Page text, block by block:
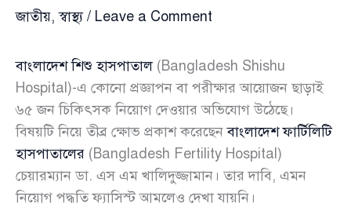
জাতীয়,স্বাস্থ্য/ Leave a Comment
বাংলাদেশ শিশু হাসপাতাল(Bangladesh Shishu
Hospital)-এ কোনো প্রজ্ঞাপন বা পরীক্ষার আয়োজন ছাড়াই
৬৫ জন চিকিৎসক নিয়োগ দেওয়ার অভিযোগ উঠেছে।
বিষয়টি নিয়ে তীব্র ক্ষোভ প্রকাশ করেছেনবাংলাদেশ ফার্টিলিটি
হাসপাতালের (Bangladesh Fertility Hospital)
চেয়ারম্যান ডা. এস এম খালিদুজ্জামান। তার দাবি, এমন
নিয়োগ পদ্ধতি ফ্যাসিস্ট আমলেও দেখা যায়নি।